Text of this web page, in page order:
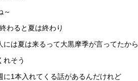
～
わると夏は終わり
には夏は来るって大黒摩季が言ってたから
れそう
に1本入れてくる話があるんだけれど